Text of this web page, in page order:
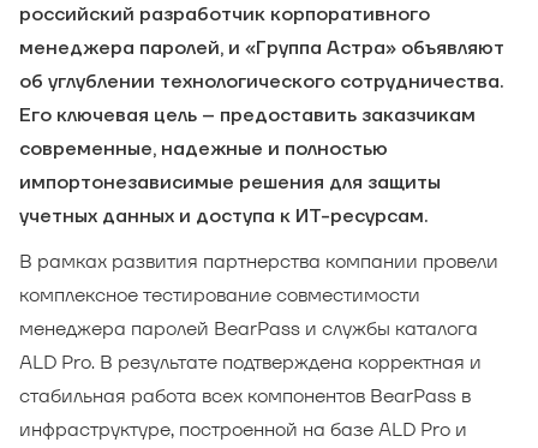
российский разработчик корпоративного
менеджера паролей, и «Группа Астра» объявляют
об углублении технологического сотрудничества.
Его ключевая цель – предоставить заказчикам
современные, надежные и полностью
импортонезависимые решения для защиты
учетных данных и доступа к ИТ-ресурсам.
В рамках развития партнерства компании провели
комплексное тестирование совместимости
менеджера паролей BearPass и службы каталога
ALD Pro. В результате подтверждена корректная и
стабильная работа всех компонентов BearPass в
инфраструктуре, построенной на базе ALD Pro и